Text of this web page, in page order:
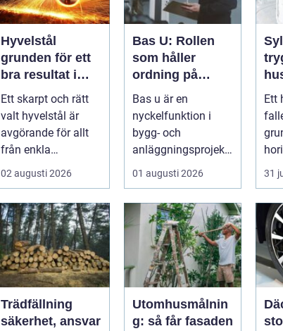
Hyvelstål
grunden för ett
bra resultat i
hyvling
Ett skarpt och rätt
valt hyvelstål är
avgörande för allt
från enkla
hobbyprojekt i
verkstaden till k...
02 augusti 2026
Bas U: Rollen
som håller
ordning på
arbetsmiljön i
byggprojekt
Bas u är en
nyckelfunktion i
bygg- och
anläggningsprojekt,
med ansvar för att
arbetsm...
01 augusti 2026
Ett
31
Trädfällning
säkerhet, ansvar
Utomhusmålnin
g: så får fasaden